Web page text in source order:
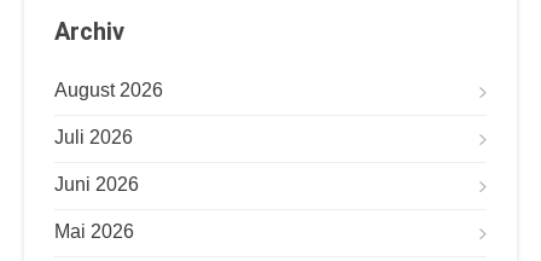
Archiv
August 2026
Juli 2026
Juni 2026
Mai 2026